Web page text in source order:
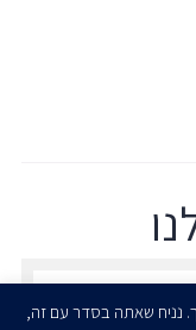
נניח שאתה בסדר עם זה,